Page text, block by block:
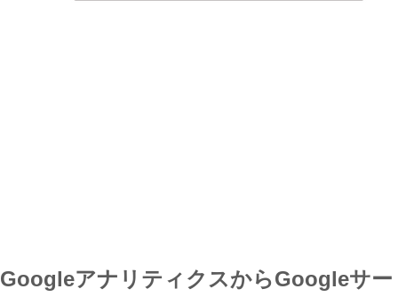
GoogleアナリティクスからGoogleサー